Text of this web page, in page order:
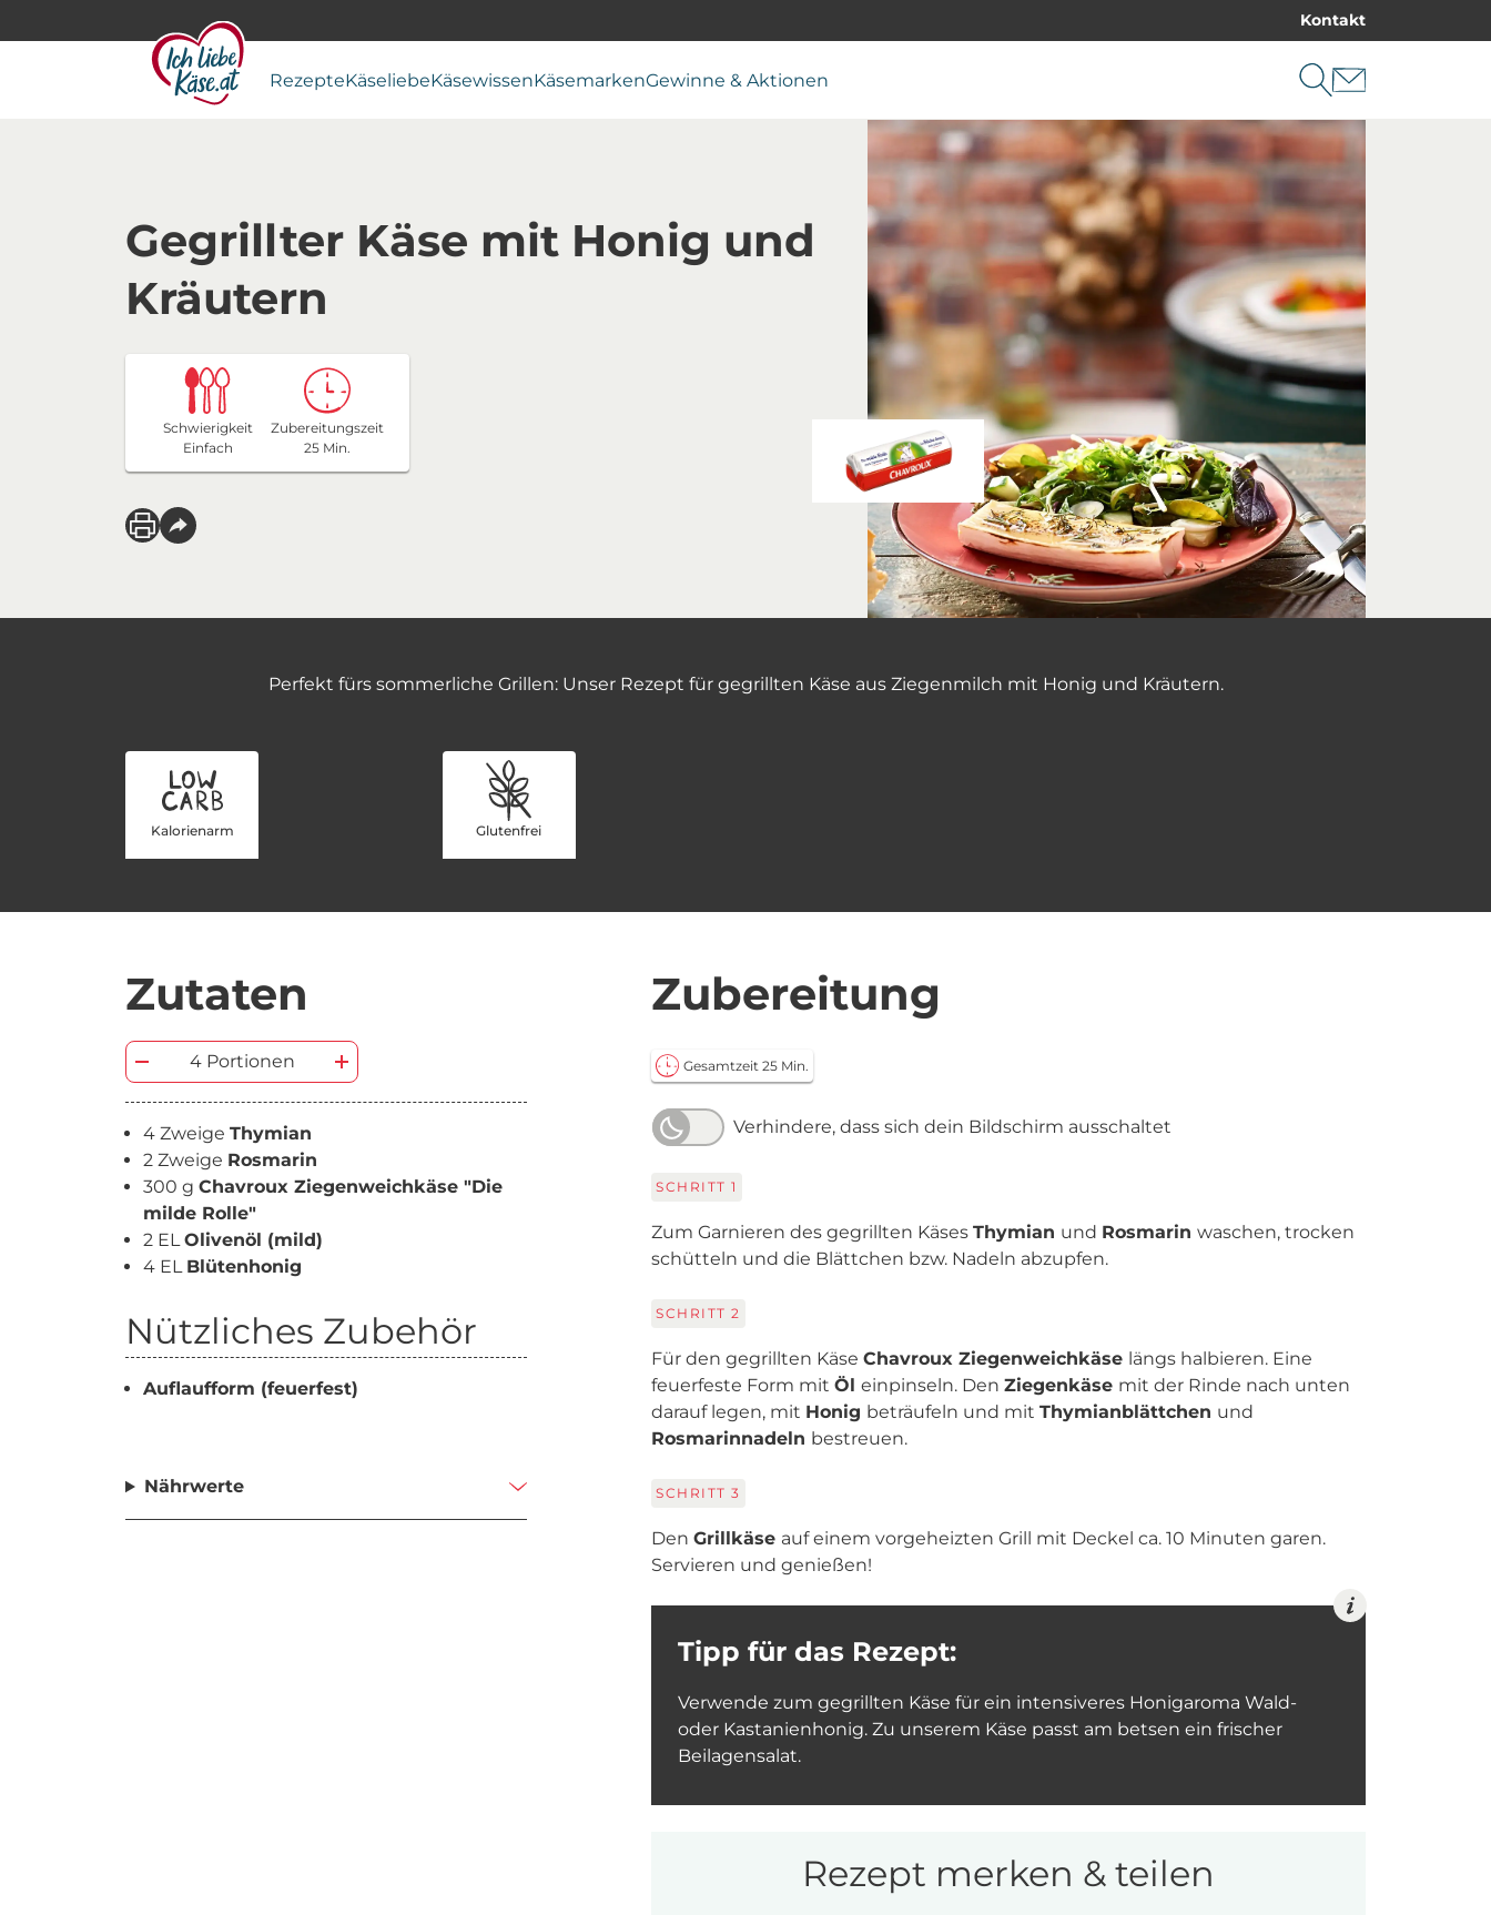
Kontakt
RezepteKäseliebeKäsewissenKäsemarkenGewinne & Aktionen
Gegrillter Käse mit Honig und
Kräutern
Schwierigkeit
Einfach
Zubereitungszeit
25 Min.
Perfekt fürs sommerliche Grillen: Unser Rezept für gegrillten Käse aus Ziegenmilch mit Honig und Kräutern.
Kalorienarm Glutenfrei
Zutaten
4 Portionen
4 Zweige Thymian
2 Zweige Rosmarin
300 g Chavroux Ziegenweichkäse "Die
milde Rolle"
2 ELOlivenöl (mild)
4 EL Blütenhonig
Nützliches Zubehör
Auflaufform (feuerfest)
Nährwerte
Zubereitung
Gesamtzeit 25 Min.
Verhindere, dass sich dein Bildschirm ausschaltet
SCHRITT 1
Zum Garnieren des gegrillten Käses Thymian und Rosmarin waschen, trocken
schütteln und die Blättchen bzw. Nadeln abzupfen.
SCHRITT 2
Für den gegrillten Käse Chavroux Ziegenweichkäse längs halbieren. Eine
feuerfeste Form mit Öl einpinseln. Den Ziegenkäse mit der Rinde nach unten
darauf legen, mit Honig beträufeln und mit Thymianblättchen und
Rosmarinnadeln bestreuen.
SCHRITT 3
Den Grillkäse auf einem vorgeheizten Grill mit Deckel ca. 10 Minuten garen.
Servieren und genießen!
Tipp für das Rezept:
Verwende zum gegrillten Käse für ein intensiveres Honigaroma Wald-
oder Kastanienhonig. Zu unserem Käse passt am betsen ein frischer
Beilagensalat.
Rezept merken & teilen